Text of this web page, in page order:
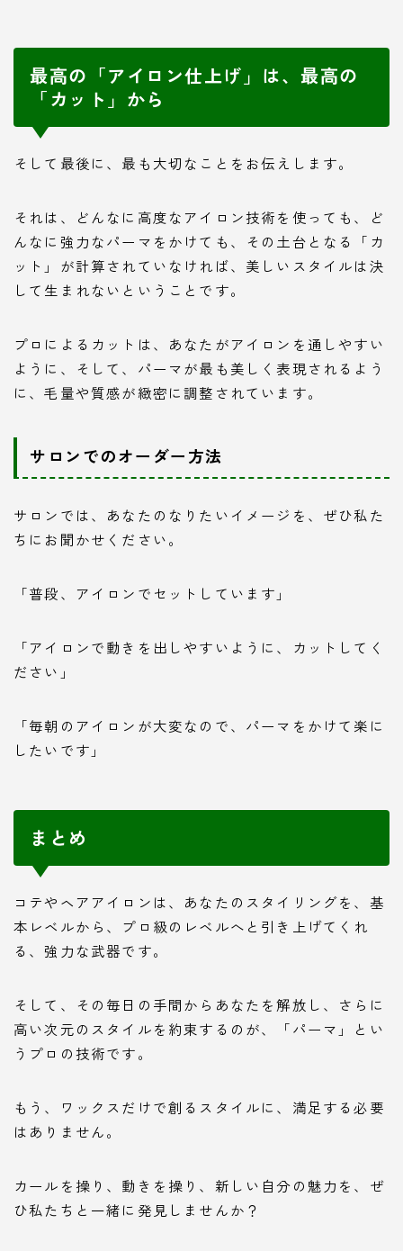
最高の「アイロン仕上げ」は、最高の
「カット」から
そして最後に、最も大切なことをお伝えします。
それは、どんなに高度なアイロン技術を使っても、ど
んなに強力なパーマをかけても、その土台となる「カ
ット」が計算されていなければ、美しいスタイルは決
して生まれないということです。
プロによるカットは、あなたがアイロンを通しやすい
ように、そして、パーマが最も美しく表現されるよう
に、毛量や質感が緻密に調整されています。
サロンでのオーダー方法
サロンでは、あなたのなりたいイメージを、ぜひ私た
ちにお聞かせください。
「普段、アイロンでセットしています」
「アイロンで動きを出しやすいように、カットしてく
ださい」
「毎朝のアイロンが大変なので、パーマをかけて楽に
したいです」
まとめ
コテやヘアアイロンは、あなたのスタイリングを、基
本レベルから、プロ級のレベルへと引き上げてくれ
る、強力な武器です。
そして、その毎日の手間からあなたを解放し、さらに
高い次元のスタイルを約束するのが、「パーマ」とい
うプロの技術です。
もう、ワックスだけで創るスタイルに、満足する必要
はありません。
カールを操り、動きを操り、新しい自分の魅力を、ぜ
ひ私たちと一緒に発見しませんか？